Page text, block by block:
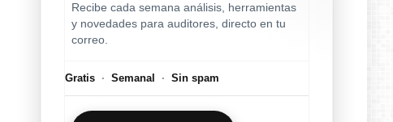
Recibe cada semana análisis, herramientas
y novedades para auditores, directo en tu
correo.
Gratis · Semanal · Sin spam